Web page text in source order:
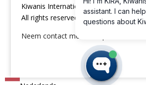
Kiwanis International
All rights reserved
Neem contact met ons op